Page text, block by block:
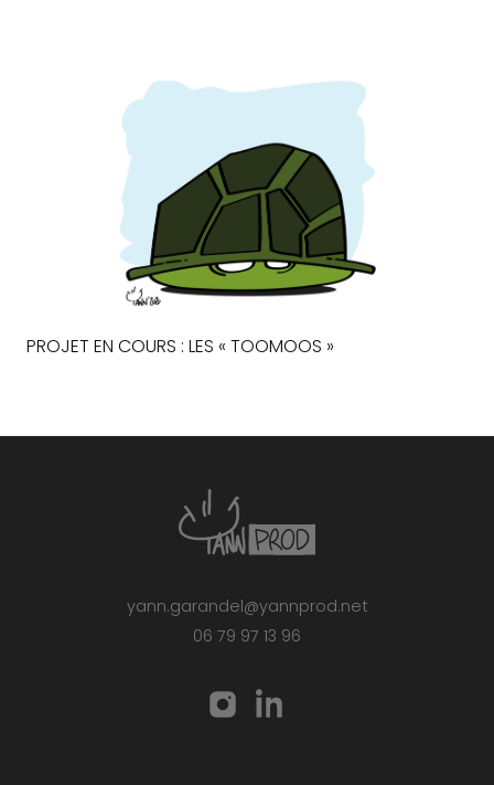
PROJET EN COURS : LES « TOOMOOS »
yann.garandel@yannprod.net
06 79 97 13 96